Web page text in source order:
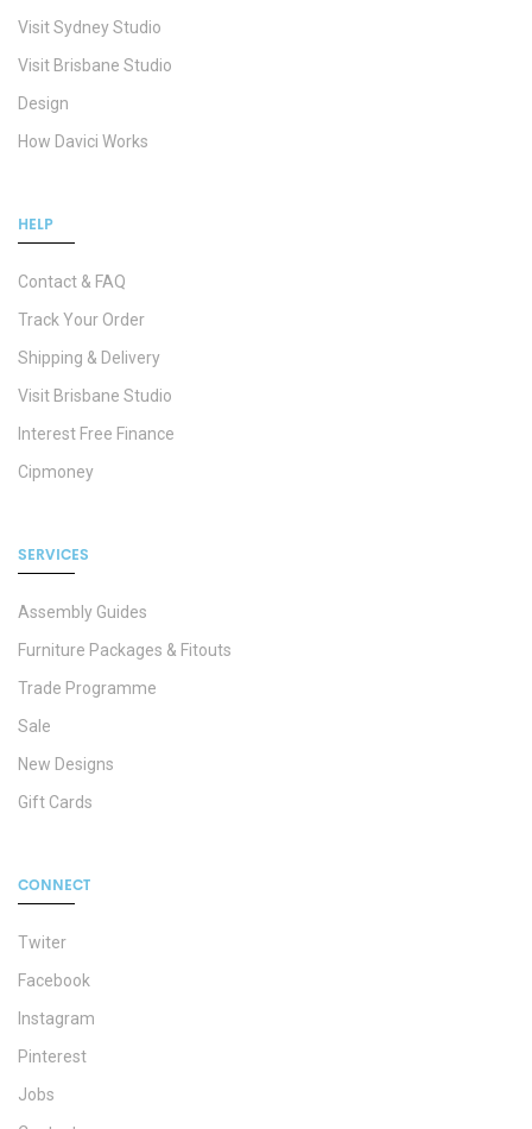
Visit Sydney Studio
Visit Brisbane Studio
Design
How Davici Works
HELP
Contact & FAQ
Track Your Order
Shipping & Delivery
Visit Brisbane Studio
Interest Free Finance
Cipmoney
SERVICES
Assembly Guides
Furniture Packages & Fitouts
Trade Programme
Sale
New Designs
Gift Cards
CONNECT
Twiter
Facebook
Instagram
Pinterest
Jobs